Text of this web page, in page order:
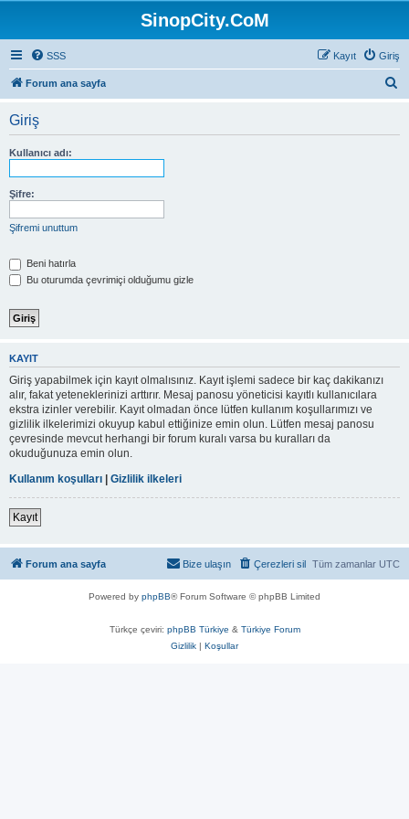
SinopCity.CoM
SSS Giriş
Kayıt
Forum ana sayfa
Giriş
Kullanıcı adı:
Şifre:
Şifremi unuttum
Beni hatırla
Bu oturumda çevrimiçi olduğumu gizle
KAYIT
Giriş yapabilmek için kayıt olmalısınız. Kayıt işlemi sadece bir kaç dakikanızı
alır, fakat yeteneklerinizi arttırır. Mesaj panosu yöneticisi kayıtlı kullanıcılara
ekstra izinler verebilir. Kayıt olmadan önce lütfen kullanım koşullarımızı ve
gizlilik ilkelerimizi okuyup kabul ettiğinize emin olun. Lütfen mesaj panosu
çevresinde mevcut herhangi bir forum kuralı varsa bu kuralları da
okuduğunuza emin olun.
Kullanım koşulları | Gizlilik ilkeleri
Kayıt
Forum ana sayfa Tüm zamanlar UTC
Çerezleri sil
Bize ulaşın
Powered by phpBB® Forum Software © phpBB Limited
Türkçe çeviri: phpBB Türkiye & Türkiye Forum
Gizlilik | Koşullar